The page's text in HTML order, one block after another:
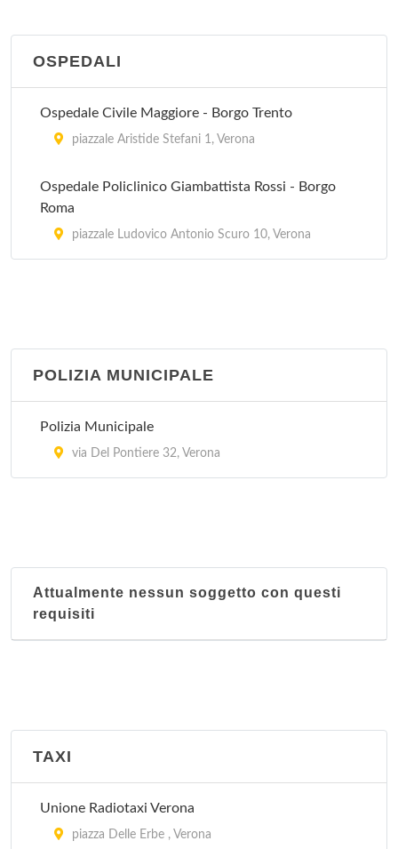
OSPEDALI
Ospedale Civile Maggiore - Borgo Trento
piazzale Aristide Stefani 1, Verona
Ospedale Policlinico Giambattista Rossi - Borgo
Roma
piazzale Ludovico Antonio Scuro 10, Verona
POLIZIA MUNICIPALE
Polizia Municipale
via Del Pontiere 32, Verona
Attualmente nessun soggetto con questi
requisiti
TAXI
Unione Radiotaxi Verona
piazza Delle Erbe , Verona